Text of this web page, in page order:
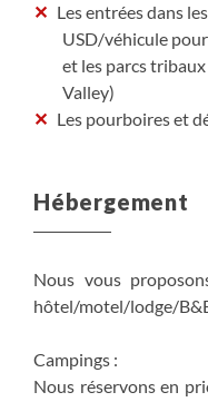
Les entrées dans
USD/véhicule pour
et les parcs
Valley)
Les pourboires et
Hébergement
Nous vous
hôtel/motel/lodge/
Campings :
Nous réservons en